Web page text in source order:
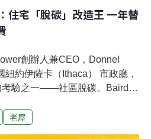
宅「脫碳」改造王 一年替
創辦人兼CEO，Donnel
約伊薩卡（Ithaca） 市政廳，
考驗之一——社區脫碳。Baird多
科技為建築電力化。他創立的
老屋